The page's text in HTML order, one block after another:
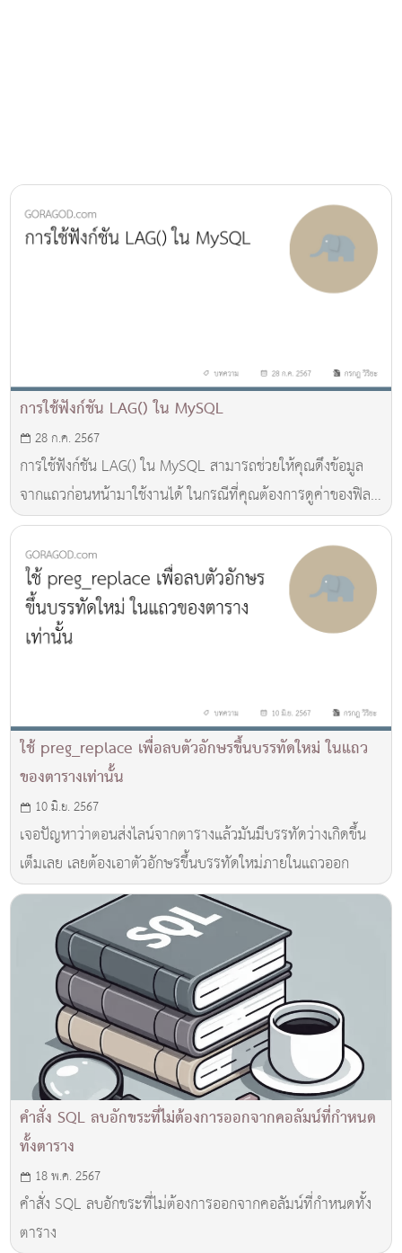
การใช้ฟังก์ชัน LAG() ใน MySQL
28 ก.ค. 2567
การใช้ฟังก์ชัน LAG() ใน MySQL สามารถช่วยให้คุณดึงข้อมูล
จากแถวก่อนหน้ามาใช้งานได้ ในกรณีที่คุณต้องการดูค่าของฟิลด์
ในแถวก่อนหน้าในผลลัพธ์ของคุณ เช่น การคำนวณการ
เปลี่ยนแปลงของค่าในแถวปัจจุบันเทียบกับแถวก่อนหน้า
ใช้ preg_replace เพื่อลบตัวอักษรขึ้นบรรทัดใหม่ ในแถว
ของตารางเท่านั้น
10 มิ.ย. 2567
เจอปัญหาว่าตอนส่งไลน์จากตารางแล้วมันมีบรรทัดว่างเกิดขึ้น
เต็มเลย เลยต้องเอาตัวอักษรขึ้นบรรทัดใหม่ภายในแถวออก
คำสั่ง SQL ลบอักขระที่ไม่ต้องการออกจากคอลัมน์ที่กำหนด
ทั้งตาราง
18 พ.ค. 2567
คำสั่ง SQL ลบอักขระที่ไม่ต้องการออกจากคอลัมน์ที่กำหนดทั้ง
ตาราง